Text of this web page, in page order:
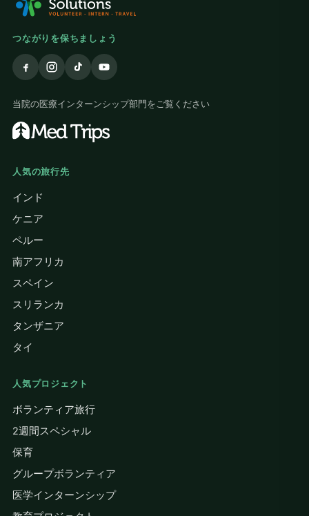
つながりを保ちましょう
当院の医療インターンシップ部門をご覧ください
人気の旅行先
インド
ケニア
ペルー
南アフリカ
スペイン
スリランカ
タンザニア
タイ
人気プロジェクト
ボランティア旅行
2週間スペシャル
保育
グループボランティア
医学インターンシップ